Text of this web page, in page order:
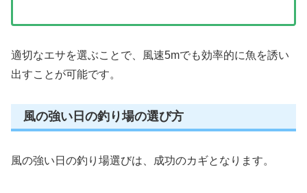
適切なエサを選ぶことで、風速5mでも効率的に魚を誘い
出すことが可能です。
風の強い日の釣り場の選び方
風の強い日の釣り場選びは、成功のカギとなります。